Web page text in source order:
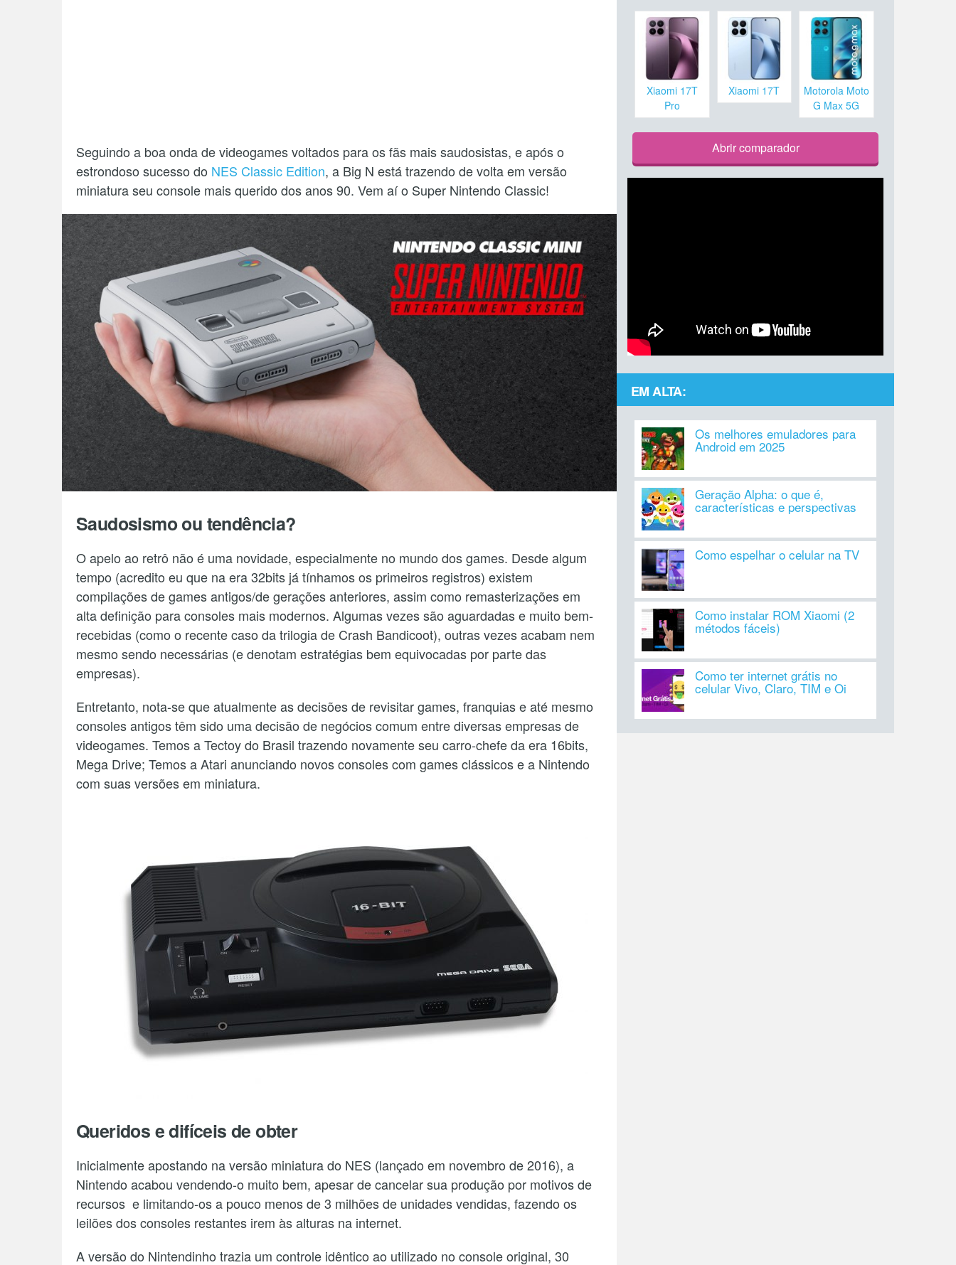
Seguindo a boa onda de videogames voltados para os fãs mais saudosistas, e após o
estrondoso sucesso do NES Classic Edition, a Big N está trazendo de volta em versão
miniatura seu console mais querido dos anos 90. Vem aí o Super Nintendo Classic!
Saudosismo ou tendência?
O apelo ao retrô não é uma novidade, especialmente no mundo dos games. Desde algum
tempo (acredito eu que na era 32bits já tínhamos os primeiros registros) existem
compilações de games antigos/de gerações anteriores, assim como remasterizações em
alta definição para consoles mais modernos. Algumas vezes são aguardadas e muito bem-
recebidas (como o recente caso da trilogia de Crash Bandicoot), outras vezes acabam nem
mesmo sendo necessárias (e denotam estratégias bem equivocadas por parte das
empresas).
Entretanto, nota-se que atualmente as decisões de revisitar games, franquias e até mesmo
consoles antigos têm sido uma decisão de negócios comum entre diversas empresas de
videogames. Temos a Tectoy do Brasil trazendo novamente seu carro-chefe da era 16bits,
Mega Drive; Temos a Atari anunciando novos consoles com games clássicos e a Nintendo
com suas versões em miniatura.
Queridos e difíceis de obter
Inicialmente apostando na versão miniatura do NES (lançado em novembro de 2016), a
Nintendo acabou vendendo-o muito bem, apesar de cancelar sua produção por motivos de
recursos e limitando-os a pouco menos de 3 milhões de unidades vendidas, fazendo os
leilões dos consoles restantes irem às alturas na internet.
A versão do Nintendinho trazia um controle idêntico ao utilizado no console original, 30
Xiaomi 17T
Pro
Xiaomi 17T
Motorola Moto
G Max 5G
Abrir comparador
EM ALTA:
Os melhores emuladores para
Android em 2025
Geração Alpha: o que é,
características e perspectivas
Como espelhar o celular na TV
Como instalar ROM Xiaomi (2
métodos fáceis)
Como ter internet grátis no
celular Vivo, Claro, TIM e Oi